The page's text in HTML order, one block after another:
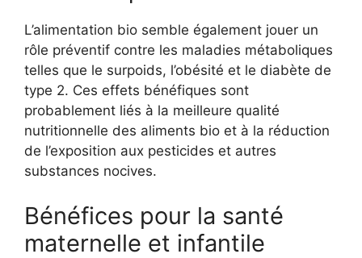
L’alimentation bio semble également jouer un
rôle préventif contre les maladies métaboliques
telles que le surpoids, l’obésité et le diabète de
type 2. Ces effets bénéfiques sont
probablement liés à la meilleure qualité
nutritionnelle des aliments bio et à la réduction
de l’exposition aux pesticides et autres
substances nocives.
Bénéfices pour la santé
maternelle et infantile